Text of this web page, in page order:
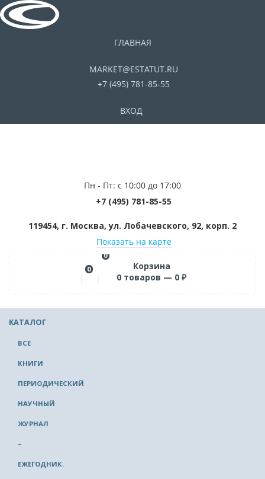
ГЛАВНАЯ
MARKET@ESTATUT.RU
+7 (495) 781-85-55
ВХОД
Пн - Пт: с 10:00 до 17:00
+7 (495) 781-85-55
119454, г. Москва, ул. Лобачевского, 92, корп. 2
Показать на карте
0
0
Корзина
0 товаров — 0 ₽
КАТАЛОГ
ВСЕ
КНИГИ
ПЕРИОДИЧЕСКИЙ
НАУЧНЫЙ
ЖУРНАЛ
–
ЕЖЕГОДНИК.